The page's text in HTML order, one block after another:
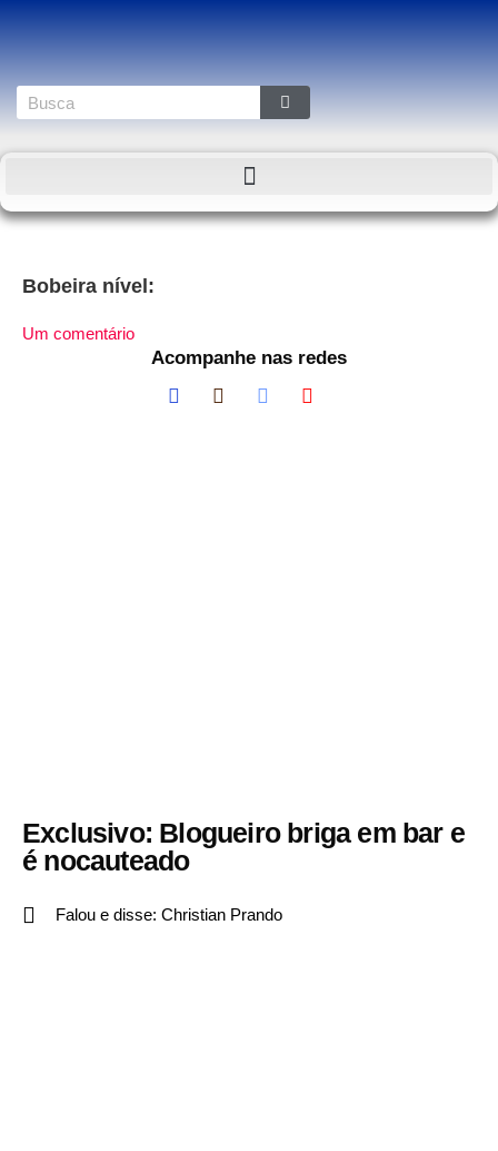
Bobeira nível:
Um comentário
Acompanhe nas redes
Exclusivo: Blogueiro briga em bar e
é nocauteado
Falou e disse: Christian Prando